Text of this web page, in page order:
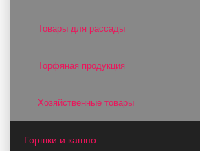
Товары для рассады
Торфяная продукция
Хозяйственные товары
Горшки и кашпо